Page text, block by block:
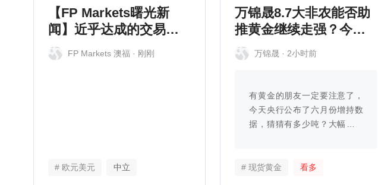
【FP Markets曙光新
闻】近乎达成的交易：
市场静待特朗普表态
FP Markets 澳福 · 刚刚
# 欧元美元 中立
万锦晟8.7大非农能否助
推黄金继续走强？今日
黄金解析！
万锦晟 · 2小时前
有黄金的朋友一定要注意了，
今天央行公布了六月份增持数
据，猜猜有多少吨？大幅增持
以来的单月最高记录。两...
# 现货黄金 看多